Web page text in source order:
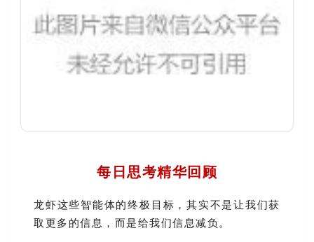
每日思考精华回顾
龙虾这些智能体的终极目标，其实不是让我们获
取更多的信息，而是给我们信息减负。